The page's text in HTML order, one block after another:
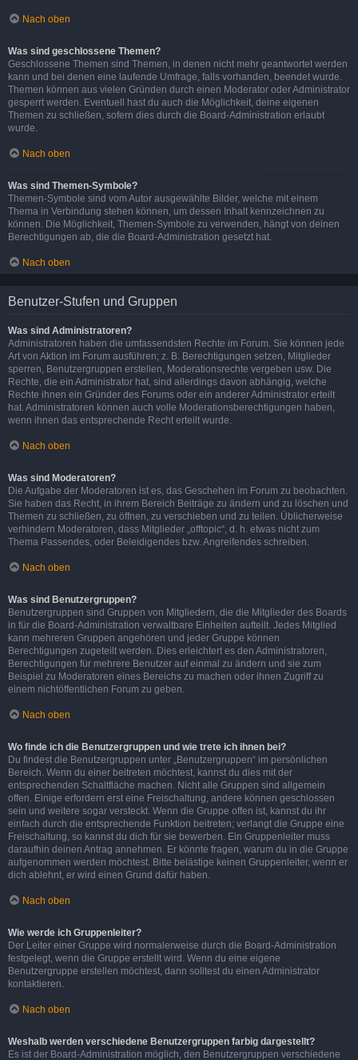
Nach oben
Was sind geschlossene Themen?
Geschlossene Themen sind Themen, in denen nicht mehr geantwortet werden
kann und bei denen eine laufende Umfrage, falls vorhanden, beendet wurde.
Themen können aus vielen Gründen durch einen Moderator oder Administrator
gesperrt werden. Eventuell hast du auch die Möglichkeit, deine eigenen
Themen zu schließen, sofern dies durch die Board-Administration erlaubt
wurde.
Nach oben
Was sind Themen-Symbole?
Themen-Symbole sind vom Autor ausgewählte Bilder, welche mit einem
Thema in Verbindung stehen können, um dessen Inhalt kennzeichnen zu
können. Die Möglichkeit, Themen-Symbole zu verwenden, hängt von deinen
Berechtigungen ab, die die Board-Administration gesetzt hat.
Nach oben
Benutzer-Stufen und Gruppen
Was sind Administratoren?
Administratoren haben die umfassendsten Rechte im Forum. Sie können jede
Art von Aktion im Forum ausführen; z. B. Berechtigungen setzen, Mitglieder
sperren, Benutzergruppen erstellen, Moderationsrechte vergeben usw. Die
Rechte, die ein Administrator hat, sind allerdings davon abhängig, welche
Rechte ihnen ein Gründer des Forums oder ein anderer Administrator erteilt
hat. Administratoren können auch volle Moderationsberechtigungen haben,
wenn ihnen das entsprechende Recht erteilt wurde.
Nach oben
Was sind Moderatoren?
Die Aufgabe der Moderatoren ist es, das Geschehen im Forum zu beobachten.
Sie haben das Recht, in ihrem Bereich Beiträge zu ändern und zu löschen und
Themen zu schließen, zu öffnen, zu verschieben und zu teilen. Üblicherweise
verhindern Moderatoren, dass Mitglieder „offtopic“, d. h. etwas nicht zum
Thema Passendes, oder Beleidigendes bzw. Angreifendes schreiben.
Nach oben
Was sind Benutzergruppen?
Benutzergruppen sind Gruppen von Mitgliedern, die die Mitglieder des Boards
in für die Board-Administration verwaltbare Einheiten aufteilt. Jedes Mitglied
kann mehreren Gruppen angehören und jeder Gruppe können
Berechtigungen zugeteilt werden. Dies erleichtert es den Administratoren,
Berechtigungen für mehrere Benutzer auf einmal zu ändern und sie zum
Beispiel zu Moderatoren eines Bereichs zu machen oder ihnen Zugriff zu
einem nichtöffentlichen Forum zu geben.
Nach oben
Wo finde ich die Benutzergruppen und wie trete ich ihnen bei?
Du findest die Benutzergruppen unter „Benutzergruppen“ im persönlichen
Bereich. Wenn du einer beitreten möchtest, kannst du dies mit der
entsprechenden Schaltfläche machen. Nicht alle Gruppen sind allgemein
offen. Einige erfordern erst eine Freischaltung, andere können geschlossen
sein und weitere sogar versteckt. Wenn die Gruppe offen ist, kannst du ihr
einfach durch die entsprechende Funktion beitreten; verlangt die Gruppe eine
Freischaltung, so kannst du dich für sie bewerben. Ein Gruppenleiter muss
daraufhin deinen Antrag annehmen. Er könnte fragen, warum du in die Gruppe
aufgenommen werden möchtest. Bitte belästige keinen Gruppenleiter, wenn er
dich ablehnt, er wird einen Grund dafür haben.
Nach oben
Wie werde ich Gruppenleiter?
Der Leiter einer Gruppe wird normalerweise durch die Board-Administration
festgelegt, wenn die Gruppe erstellt wird. Wenn du eine eigene
Benutzergruppe erstellen möchtest, dann solltest du einen Administrator
kontaktieren.
Nach oben
Weshalb werden verschiedene Benutzergruppen farbig dargestellt?
Es ist der Board-Administration möglich, den Benutzergruppen verschiedene